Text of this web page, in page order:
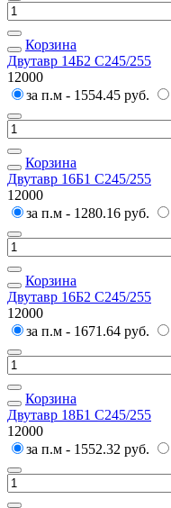
Корзина
Двутавр 14Б2 С245/255
12000
за п.м - 1554.45 руб.
Корзина
Двутавр 16Б1 С245/255
12000
за п.м - 1280.16 руб.
Корзина
Двутавр 16Б2 С245/255
12000
за п.м - 1671.64 руб.
Корзина
Двутавр 18Б1 С245/255
12000
за п.м - 1552.32 руб.